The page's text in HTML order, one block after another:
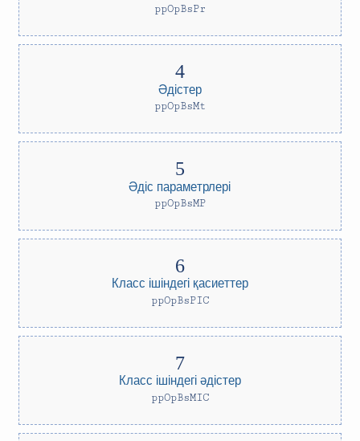
ppOpBsPr
Әдістер
ppOpBsMt
Әдіс параметрлері
ppOpBsMP
Класс ішіндегі қасиеттер
ppOpBsPIC
Класс ішіндегі әдістер
ppOpBsMIC